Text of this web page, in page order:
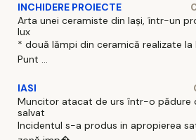
INCHIDERE PROIECTE
Arta unei ceramiste din Iași, într-un
lux
* două lămpi din ceramică realizate
Punt ...
IASI
Muncitor atacat de urs într-o pădure
salvat
Incidentul s-a produs in apropierea